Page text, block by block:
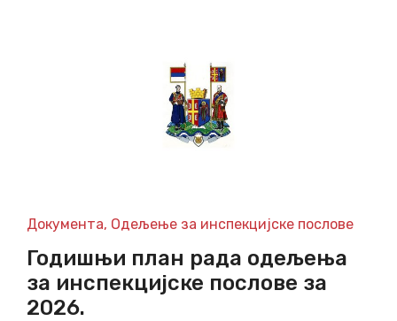
Документа, Одељење за инспекцијске послове
Годишњи план рада одељења
за инспекцијске послове за
2026.